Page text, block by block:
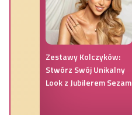
Zestawy Kolczyków:
Stwórz Swój Unikalny
Look z Jubilerem Sezam